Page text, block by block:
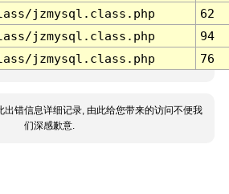
jzmysql.class.php
62
jzmysql.class.php
94
jzmysql.class.php 76
出错信息详细记录, 由此给您带来的访问不便我
们深感歉意.